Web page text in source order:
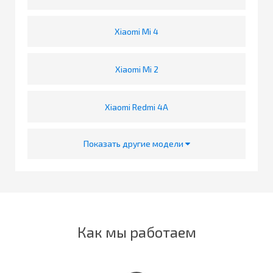
Xiaomi Mi 4
Xiaomi Mi 2
Xiaomi Redmi 4A
Показать другие модели
Как мы работаем